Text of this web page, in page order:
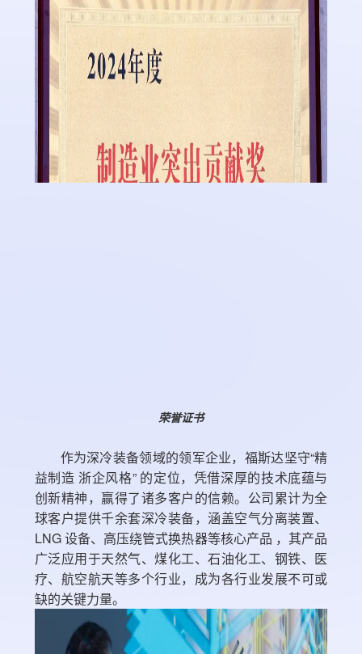
荣誉证书
作为深冷装备领域的领军企业，福斯达坚守“精
益制造 浙企风格” 的定位，凭借深厚的技术底蕴与
创新精神，赢得了诸多客户的信赖。公司累计为全
球客户提供千余套深冷装备，涵盖空气分离装置、
LNG 设备、高压绕管式换热器等核心产品 ，其产品
广泛应用于天然气、煤化工、石油化工、钢铁、医
疗、航空航天等多个行业，成为各行业发展不可或
缺的关键力量。